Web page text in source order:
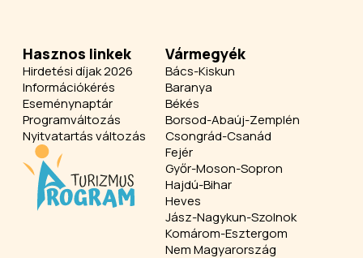
Hasznos linkek
Hirdetési díjak 2026
Információkérés
Eseménynaptár
Programváltozás
Nyitvatartás változás
Vármegyék
Bács-Kiskun
Baranya
Békés
Borsod-Abaúj-Zemplén
Csongrád-Csanád
Fejér
Győr-Moson-Sopron
Hajdú-Bihar
Heves
Jász-Nagykun-Szolnok
Komárom-Esztergom
Nem Magyarország